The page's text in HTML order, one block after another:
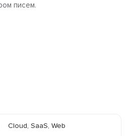
писем.
Cloud, SaaS, Web